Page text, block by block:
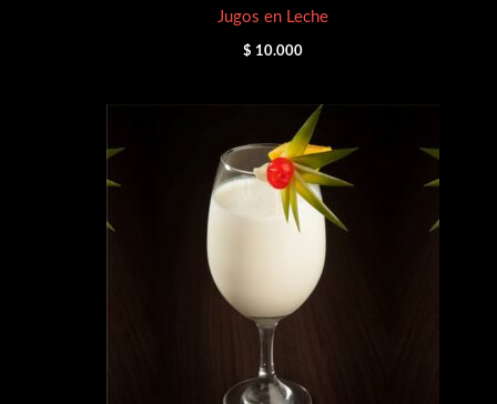
Jugos en Leche
$ 10.000